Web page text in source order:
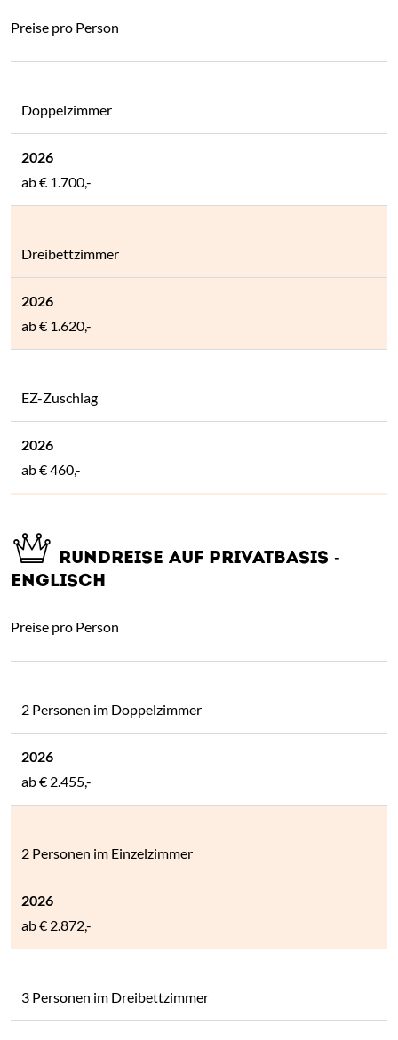
Preise pro Person
Doppelzimmer
ab€ 1.700,-
Dreibettzimmer
ab€ 1.620,-
EZ-Zuschlag
ab€ 460,-
RUNDREISE AUF PRIVATBASIS -
ENGLISCH
Preise pro Person
2 Personen im Doppelzimmer
ab€ 2.455,-
2 Personen im Einzelzimmer
ab€ 2.872,-
3 Personen im Dreibettzimmer